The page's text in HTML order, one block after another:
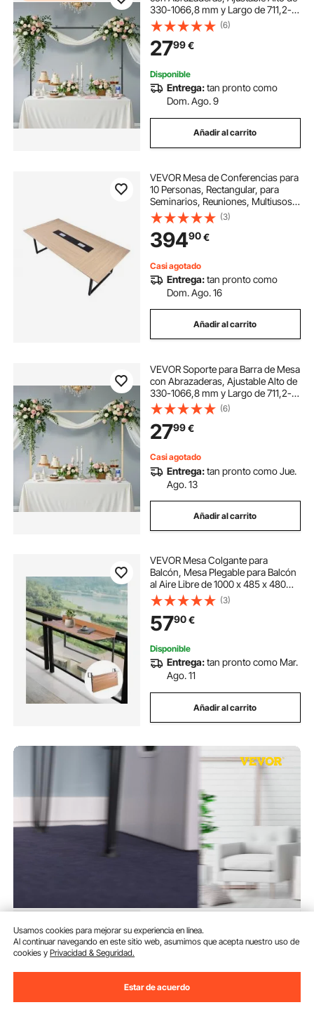
330-1066,8 mm y Largo de 711,2-
2489,2 mm, Marco para Arco de
Globos de Mesa para Decoración
de Bodas, Cumpleaños, Fiestas,
Negro
(6)
2799€
Disponible
Entrega:tan pronto como
Dom. Ago. 9
Añadir al carrito
VEVOR Mesa de Conferencias para
10 Personas, Rectangular, para
Seminarios, Reuniones, Multiusos,
con Patas de Metal, Ideal para
Oficinas, Salas de Conferencias,
Color Marrón, 2400 x 1200 x 750
mm
(3)
39490€
Casi agotado
Entrega:tan pronto como
Dom. Ago. 16
Añadir al carrito
VEVOR Soporte para Barra de Mesa
con Abrazaderas, Ajustable Alto de
330-1066,8 mm y Largo de 711,2-
2489,2 mm, Marco para Arco de
Globos de Mesa para Decoración
de Cumpleaños, Fiestas, Dorado
(6)
2799€
Casi agotado
Entrega:tan pronto como Jue.
Ago. 13
Añadir al carrito
VEVOR Mesa Colgante para
Balcón, Mesa Plegable para Balcón
al Aire Libre de 1000 x 485 x 480
mm con Barandillas, Ajustable en 5
Niveles, se Adapta a Barandillas de
1-5,31", Mesa para Patio y Terraza
(3)
5790€
Disponible
Entrega:tan pronto como Mar.
Ago. 11
Añadir al carrito
Acero al Carbono, Conjunto de
Patas de Mesa de Altura de Pata
Pies de Goma, Patas Mesa con
Capacidad de Carga 100 kg para
Mesas Auxiliares
20
Usamos cookies para mejorar su experiencia en línea.
Al continuar navegando en este sitio web, asumimos que acepta nuestro uso de
cookies yPrivacidad & Seguridad.
Estar de acuerdo